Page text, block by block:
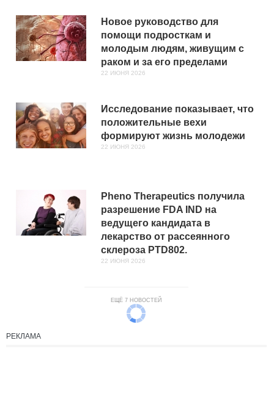
Новое руководство для
помощи подросткам и
молодым людям, живущим с
раком и за его пределами
22 ИЮНЯ 2026
Исследование показывает, что
положительные вехи
формируют жизнь молодежи
22 ИЮНЯ 2026
Pheno Therapeutics получила
разрешение FDA IND на
ведущего кандидата в
лекарство от рассеянного
склероза PTD802.
22 ИЮНЯ 2026
ЕЩЁ 7 НОВОСТЕЙ
РЕКЛАМА